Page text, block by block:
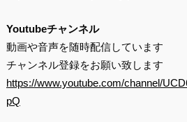
Youtubeチャンネル
動画や音声を随時配信しています
チャンネル登録をお願い致します
https://www.youtube.com/channel/
pQ